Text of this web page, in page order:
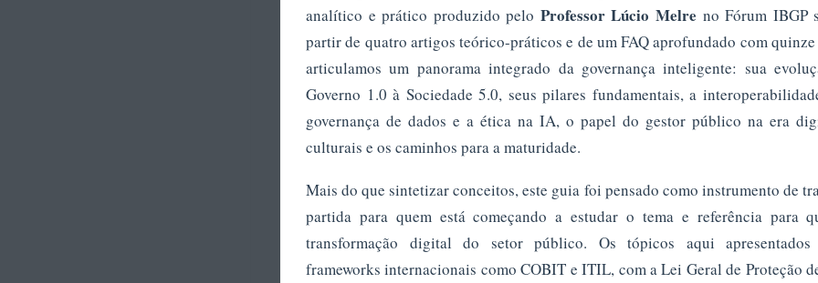
analítico e prático produzido pelo Professor Lúcio Melre no Fórum IBGP
partir de quatro artigos teórico-práticos e de um FAQ aprofundado com quinze
articulamos um panorama integrado da governança inteligente: sua
Governo 1.0 à Sociedade 5.0, seus pilares fundamentais, a
governança de dados e a ética na IA, o papel do gestor público na era
culturais e os caminhos para a maturidade.
Mais do que sintetizar conceitos, este guia foi pensado como instrumento de
partida para quem está começando a estudar o tema e referência para
transformação digital do setor público. Os tópicos aqui
frameworks internacionais como COBIT e ITIL, com a Lei Geral de Proteção